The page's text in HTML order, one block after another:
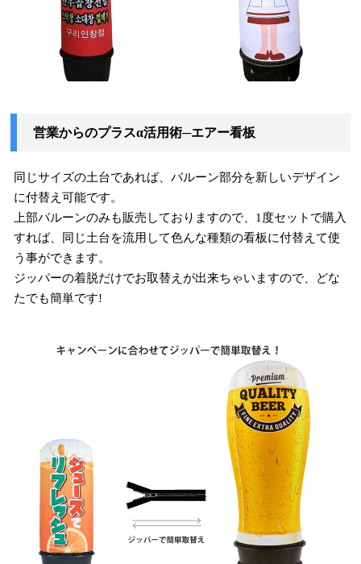
営業からのプラスα活用術─エアー看板
同じサイズの土台であれば、バルーン部分を新しいデザイン
に付替え可能です。
上部バルーンのみも販売しておりますので、1度セットで購入
すれば、同じ土台を流用して色んな種類の看板に付替えて使
う事ができます。
ジッパーの着脱だけでお取替えが出来ちゃいますので、どな
たでも簡単です!